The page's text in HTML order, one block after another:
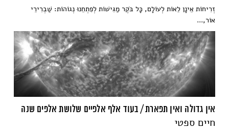
זְרִיחוֹת אֵינָן לֵאוֹת לְעוֹלָם, כָּל בֹּקֶר מַגִּישׁוֹת לְפִתְחֵנוּ נְגוֹהוֹת: שַׁבְרִירֵי
אוֹר,...
אין גדולה ואין תפארת / בעוד אלף אלפיים שלושת אלפים שנה
חיים ספטי